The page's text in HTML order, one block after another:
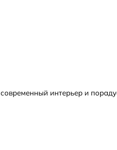
интерьер и